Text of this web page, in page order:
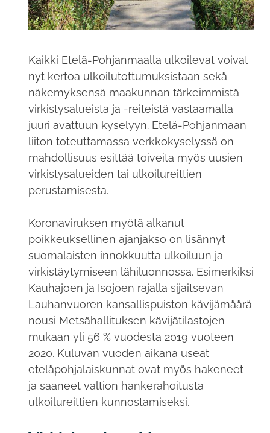
Kaikki Etelä-Pohjanmaalla ulkoilevat voivat
nyt kertoa ulkoilutottumuksistaan sekä
näkemyksensä maakunnan tärkeimmistä
virkistysalueista ja -reiteistä vastaamalla
juuri avattuun kyselyyn. Etelä-Pohjanmaan
liiton toteuttamassa verkkokyselyssä on
mahdollisuus esittää toiveita myös uusien
virkistysalueiden tai ulkoilureittien
perustamisesta.
Koronaviruksen myötä alkanut
poikkeuksellinen ajanjakso on lisännyt
suomalaisten innokkuutta ulkoiluun ja
virkistäytymiseen lähiluonnossa. Esimerkiksi
Kauhajoen ja Isojoen rajalla sijaitsevan
Lauhanvuoren kansallispuiston kävijämäärä
nousi Metsähallituksen kävijätilastojen
mukaan yli 56 % vuodesta 2019 vuoteen
2020. Kuluvan vuoden aikana useat
eteläpohjalaiskunnat ovat myös hakeneet
ja saaneet valtion hankerahoitusta
ulkoilureittien kunnostamiseksi.